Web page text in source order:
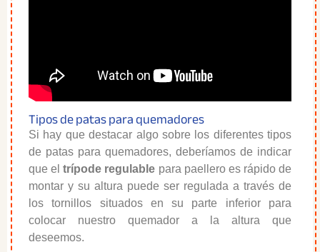
Tipos de patas para quemadores
Si hay que destacar algo sobre los diferentes tipos
de patas para quemadores, deberíamos de indicar
que eltrípode regulable para paellero es rápido de
montar y su altura puede ser regulada a través de
los tornillos situados en su parte inferior para
colocar nuestro quemador a la altura que
deseemos.